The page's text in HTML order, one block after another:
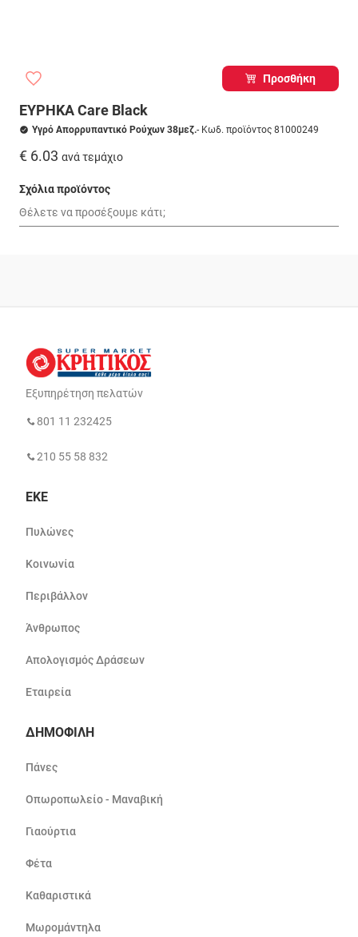
Προσθήκη
ΕΥΡΗΚΑ Care Black
Υγρό Απορρυπαντικό Ρούχων 38μεζ.- Κωδ. προϊόντος 81000249
€ 6.03 ανά τεμάχιο
Σχόλια προϊόντος
Εξυπηρέτηση πελατών
801 11 232425
210 55 58 832
ΕΚΕ
Πυλώνες
Κοινωνία
Περιβάλλον
Άνθρωπος
Απολογισμός Δράσεων
Εταιρεία
ΔΗΜΟΦΙΛΗ
Πάνες
Οπωροπωλείο - Μαναβική
Γιαούρτια
Φέτα
Καθαριστικά
Μωρομάντηλα